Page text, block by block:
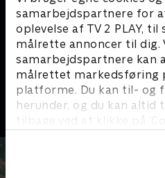
samarbejdspartnere for
oplevelse af TV 2 PLAY,
målrette annoncer til dig.
samarbejdspartnere kan
målrettet markedsføring
platforme. Du kan til- og
herunder, og du kan
tilbage ved at klikke på
24 stjerners julikalender
TV-Shows • 1 sæsoner